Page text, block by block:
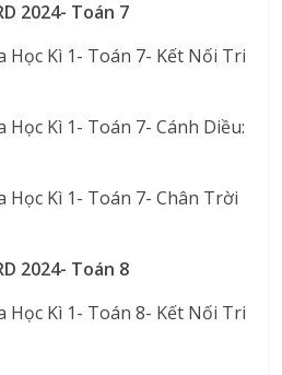
2024- Toán 7
Học Kì 1- Toán 7- Kết Nối Tri
Học Kì 1- Toán 7- Cánh Diều:
Học Kì 1- Toán 7- Chân Trời
2024- Toán 8
Học Kì 1- Toán 8- Kết Nối Tri